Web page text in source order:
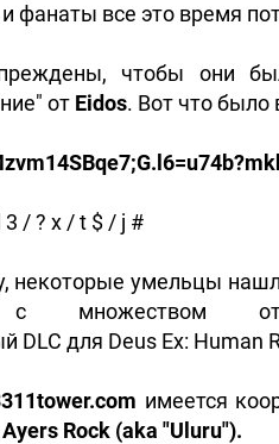
и фанаты все это время
чтобы они
от Eidos. Вот что было
/ ? x / t $ / j #
некоторые умельцы
с множеством
имеется
Ayers Rock (aka "Uluru").